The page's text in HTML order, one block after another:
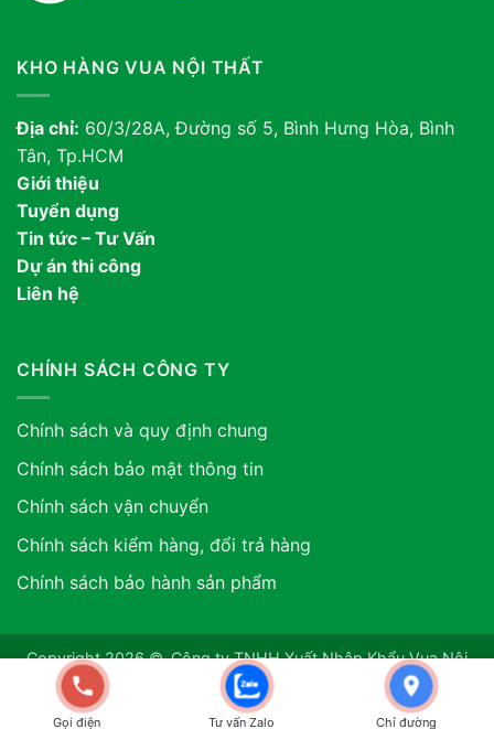
KHO HÀNG VUA NỘI THẤT
Địa chỉ: 60/3/28A, Đường số 5, Bình Hưng Hòa, Bình
Tân, Tp.HCM
Giới thiệu
Tuyển dụng
Tin tức – Tư Vấn
Dự án thi công
Liên hệ
CHÍNH SÁCH CÔNG TY
Chính sách và quy định chung
Chính sách bảo mật thông tin
Chính sách vận chuyển
Chính sách kiểm hàng, đổi trả hàng
Chính sách bảo hành sản phẩm
Copyright 2026 ©. Công ty TNHH Xuất Nhập Khẩu Vua Nội
Thất ASIA. GPDKKD: 0318507634 do sở KH & ĐT TP.HCM
cấp ngày 12/06/2024
Gọi điện Tư vấn Zalo Chỉ đường